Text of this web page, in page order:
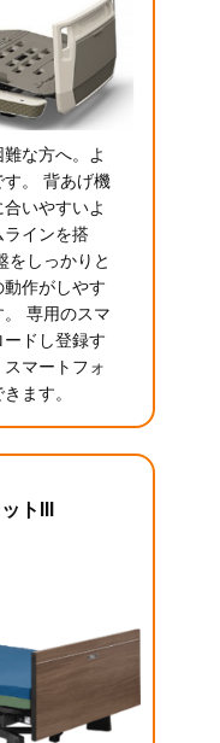
な方へ。よ
す。 背あげ機
いやすいよ
インを搭
をしっかりと
作がしやす
専用のスマ
ドし登録す
マートフォ
ます。
トIII